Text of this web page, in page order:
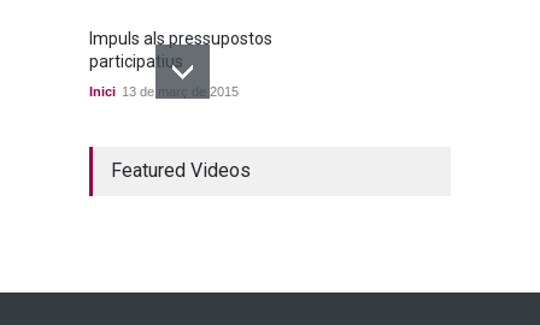
Impuls als pressupostos
participatius
Inici 13 de març de 2015
bandes
Featured Videos